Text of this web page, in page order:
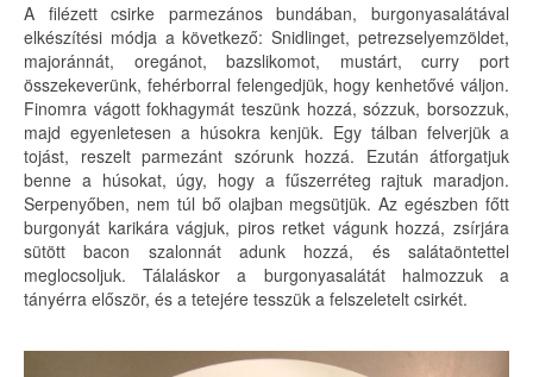
A filézett csirke parmezános bundában, burgonyasalátával
elkészítési módja a következő: Snidlinget, petrezselyemzöldet,
majoránnát, oregánot, bazslikomot, mustárt, curry port
összekeverünk, fehérborral felengedjük, hogy kenhetővé váljon.
Finomra vágott fokhagymát teszünk hozzá, sózzuk, borsozzuk,
majd egyenletesen a húsokra kenjük. Egy tálban felverjük a
tojást, reszelt parmezánt szórunk hozzá. Ezután átforgatjuk
benne a húsokat, úgy, hogy a fűszerréteg rajtuk maradjon.
Serpenyőben, nem túl bő olajban megsütjük. Az egészben főtt
burgonyát karikára vágjuk, piros retket vágunk hozzá, zsírjára
sütött bacon szalonnát adunk hozzá, és salátaöntettel
meglocsoljuk. Tálaláskor a burgonyasalátát halmozzuk a
tányérra először, és a tetejére tesszük a felszeletelt csirkét.